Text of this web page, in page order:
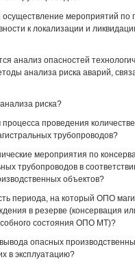
осуществление мероприятий
к локализации и
анализ опасностей
анализа риска аварий,
риска?
проведения
трубопроводов?
мероприятия по
трубопроводов в
объектов?
периода, на который ОПО
в резерве (консервация
состояния ОПО МТ)?
опасных
в эксплуатацию?